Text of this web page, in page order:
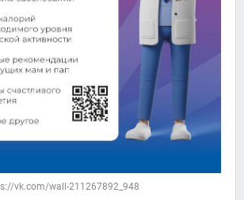
vk.com/wall-211267892_948